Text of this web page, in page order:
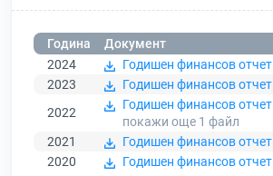
Година
Документ
2024
Годишен финансов отчет
2023
Годишен финансов отчет
2022
Годишен финансов отчет
покажи още 1 файл
2021
Годишен финансов отчет
2020
Годишен финансов отчет